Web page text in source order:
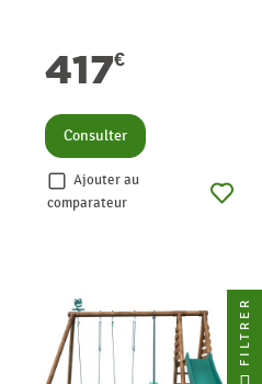
417€
Consulter
Ajouter au
comparateur
FILTRER